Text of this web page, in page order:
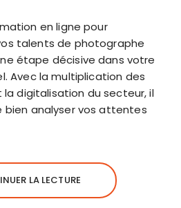
en ligne pour
talents de photographe
étape décisive dans votre
Avec la multiplication des
digitalisation du secteur, il
bien analyser vos attentes
LA LECTURE